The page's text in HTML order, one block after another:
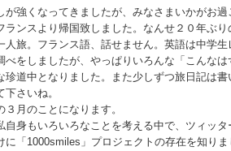
が強くなってきましたが、みなさまいかがお
ランスより帰国致しました。なんせ２０年ぶ
人旅。フランス語、話せません。英語は中学
べをしましたが、やっぱりいろんな「こんな
珍道中となりました。また少しずつ旅日記は
さいね。
３月のことになります。
自身もいろいろなことを考える中で、ツィッ
に「1000smiles」プロジェクトの存在を知り